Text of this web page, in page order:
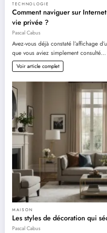
TECHNOLOGIE
Comment naviguer sur
vie privée ?
Pascal Cabus
Avez-vous déjà constaté l’affichage
que vous aviez simplement consulté…
Voir article complet
MAISON
Les styles de décoration qui
Pascal Cabus